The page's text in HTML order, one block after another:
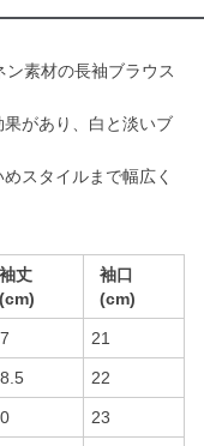
素材の長袖ブラウス
があり、白と淡いブ
スタイルまで幅広く
袖丈
(cm)
袖口
(cm)
21
22
23